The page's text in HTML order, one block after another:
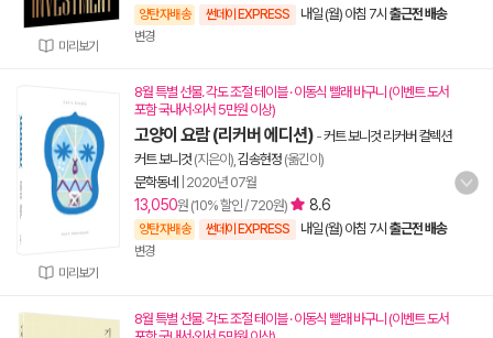
미리보기
양탄자배송 썬데이 EXPRESS 내일 (월) 아침 7시 출근전 배송
변경
미리보기
8월 특별 선물. 각도 조절 테이블 · 이동식 빨래 바구니 (이벤트 도서
포함 국내서·외서 5만원 이상)
고양이 요람 (리커버 에디션) -커트 보니것 리커버 컬렉션
커트 보니것 (지은이), 김송현정 (옮긴이)
문학동네
2020년 07월
13,050원 (10% 할인 / 720원) 8.6
양탄자배송 썬데이 EXPRESS 내일 (월) 아침 7시 출근전 배송
변경
8월 특별 선물. 각도 조절 테이블 · 이동식 빨래 바구니 (이벤트 도서